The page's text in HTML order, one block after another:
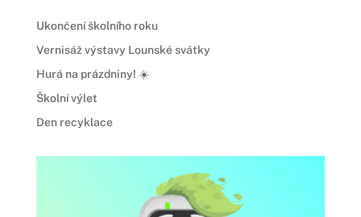
Ukončení školního roku
Vernisáž výstavy Lounské svátky
Hurá na prázdniny! ☀️
Školní výlet
Den recyklace